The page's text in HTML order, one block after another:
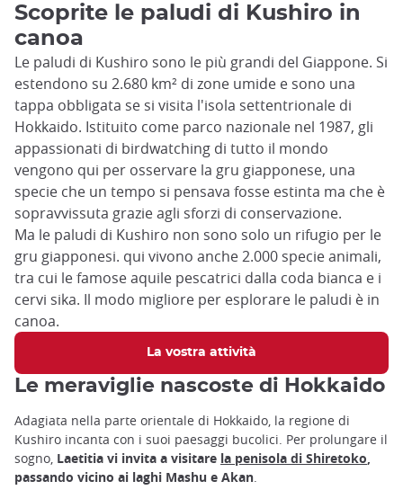
Scoprite le paludi di Kushiro in
canoa
Le paludi di Kushiro sono le più grandi del Giappone. Si
estendono su 2.680 km² di zone umide e sono una
tappa obbligata se si visita l'isola settentrionale di
Hokkaido. Istituito come parco nazionale nel 1987, gli
appassionati di birdwatching di tutto il mondo
vengono qui per osservare la gru giapponese, una
specie che un tempo si pensava fosse estinta ma che è
sopravvissuta grazie agli sforzi di conservazione.
Ma le paludi di Kushiro non sono solo un rifugio per le
gru giapponesi. qui vivono anche 2.000 specie animali,
tra cui le famose aquile pescatrici dalla coda bianca e i
cervi sika. Il modo migliore per esplorare le paludi è in
canoa.
La vostra attività
Le meraviglie nascoste di Hokkaido
Adagiata nella parte orientale di Hokkaido, la regione di
Kushiro incanta con i suoi paesaggi bucolici. Per prolungare il
sogno, Laetitia vi invita a visitare la penisola di Shiretoko,
passando vicino ai laghi Mashu e Akan.